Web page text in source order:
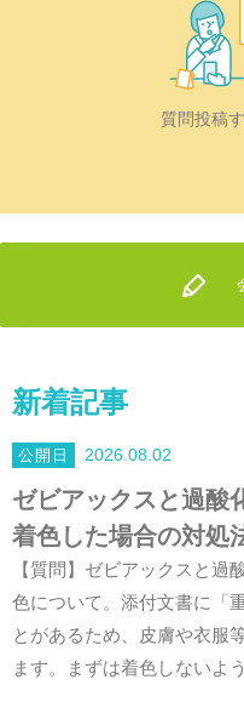
質問投稿
新着記事
2026.08.02
ゼビアックスと過酸
着色した場合の対処
【質問】ゼビアックスと過
色について。添付文書に「
とがあるため、皮膚や衣服
ます。まずは着色しないよ